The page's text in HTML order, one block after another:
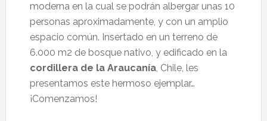
moderna en la cual se podrán albergar unas 10
personas aproximadamente, y con un amplio
espacio común. Insertado en un terreno de
6.000 m2 de bosque nativo, y edificado en la
cordillera de la Araucanía, Chile, les
presentamos este hermoso ejemplar…
¡Comenzamos!